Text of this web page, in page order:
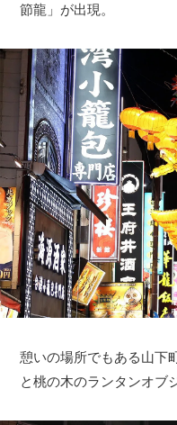
節龍」が出現。
憩いの場所でもある山下
と桃の木のランタンオブ